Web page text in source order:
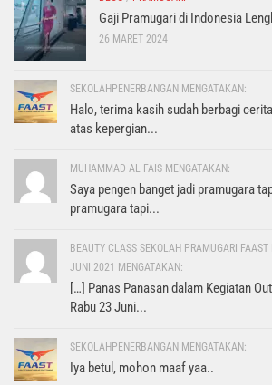
Gaji Pramugari di Indonesia
26 MARET 2024
SEKOLAHPENERBANGAN MENGATAKAN:
Halo, terima kasih sudah berbagi
atas kepergian...
MUHAMMAD AL FAIS MENGATAKAN:
Saya pengen banget jadi pramugara
pramugara tapi...
BEAUTY CLASS SEKOLAH PRAMUGARI
JUNI 2021 MENGATAKAN:
[…] Panas Panasan dalam Kegiatan
Rabu 23 Juni...
SEKOLAHPENERBANGAN MENGATAKAN:
Iya betul, mohon maaf yaa..